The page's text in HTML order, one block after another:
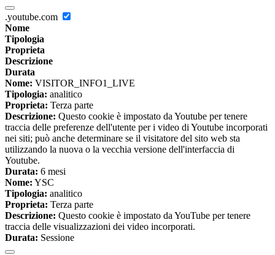
.youtube.com
Nome
Tipologia
Proprieta
Descrizione
Durata
Nome: VISITOR_INFO1_LIVE
Tipologia: analitico
Proprieta: Terza parte
Descrizione: Questo cookie è impostato da Youtube per tenere
traccia delle preferenze dell'utente per i video di Youtube incorporati
nei siti; può anche determinare se il visitatore del sito web sta
utilizzando la nuova o la vecchia versione dell'interfaccia di
Youtube.
Durata: 6 mesi
Nome: YSC
Tipologia: analitico
Proprieta: Terza parte
Descrizione: Questo cookie è impostato da YouTube per tenere
traccia delle visualizzazioni dei video incorporati.
Durata: Sessione